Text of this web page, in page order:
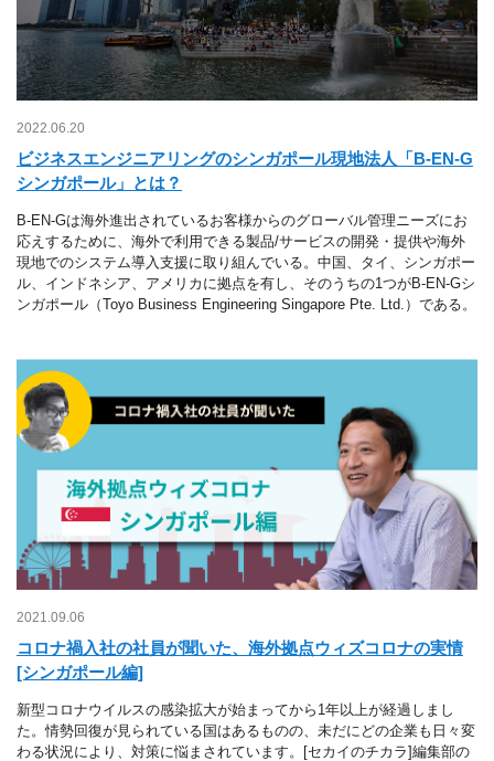
2022.06.20
ビジネスエンジニアリングのシンガポール現地法人「B-EN-G
シンガポール」とは？
B-EN-Gは海外進出されているお客様からのグローバル管理ニーズにお
応えするために、海外で利用できる製品/サービスの開発・提供や海外
現地でのシステム導入支援に取り組んでいる。中国、タイ、シンガポー
ル、インドネシア、アメリカに拠点を有し、そのうちの1つがB-EN-Gシ
ンガポール（Toyo Business Engineering Singapore Pte. Ltd.）である。
2021.09.06
コロナ禍入社の社員が聞いた、海外拠点ウィズコロナの実情
[シンガポール編]
新型コロナウイルスの感染拡大が始まってから1年以上が経過しまし
た。情勢回復が見られている国はあるものの、未だにどの企業も日々変
わる状況により、対策に悩まされています。[セカイのチカラ]編集部の